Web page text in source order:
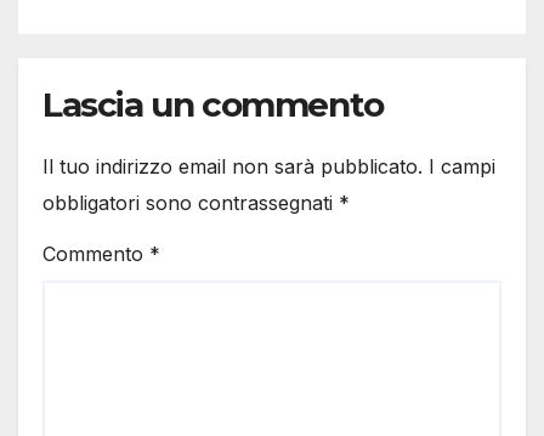
Lascia un commento
Il tuo indirizzo email non sarà pubblicato. I campi
obbligatori sono contrassegnati *
Commento *